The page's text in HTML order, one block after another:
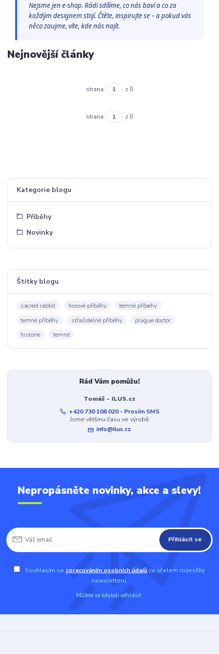
Kategorie blogu
Příběhy
Novinky
Štítky blogu
sacred rabbit horové příběhy
temné příbehy
temné příběhy
střašidelné příběhy
plague doctor
historie
temné
Rád Vám pomůžu!
Tomáš - ILUS.cz
+420 730 108 020 - Prosím SMS
Jsme většinu času ve výrobě
info@ilus.cz
Nejsme jen e-shop. Rádi sdílíme, co nás baví a co za
každým designem stojí. Čtěte, inspirujte se – a pokud vás
něco zaujme, víte, kde nás najít.
Nejnovější články
strana z 0
strana z 0
Nepropásněte novinky, akce a slevy!
Přihlásit se
Souhlasím se zpracováním osobních údajů za účelem rozesílky
newsletteru.
Můžete se kdykoli odhlásit.